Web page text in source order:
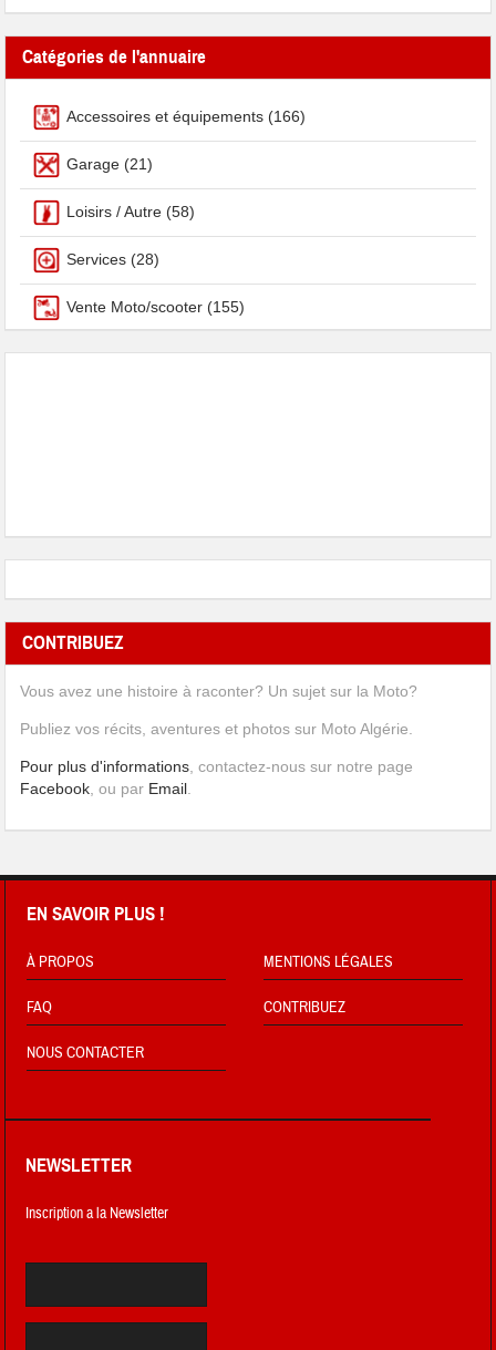
Catégories de l'annuaire
Accessoires et équipements (166)
Garage (21)
Loisirs / Autre (58)
Services (28)
Vente Moto/scooter (155)
CONTRIBUEZ
Vous avez une histoire à raconter? Un sujet sur la Moto?
Publiez vos récits, aventures et photos sur Moto Algérie.
Pour plus d'informations, contactez-nous sur notre page
Facebook, ou par Email.
EN SAVOIR PLUS !
À PROPOS MENTIONS LÉGALES
FAQ CONTRIBUEZ
NOUS CONTACTER
NEWSLETTER
Inscription a la Newsletter